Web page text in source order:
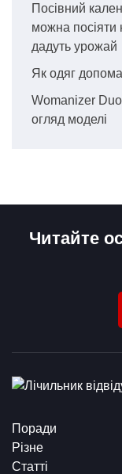
Посівний
можна посіяти
дадуть урожай
Як одяг
Womanizer
огляд моделі
Читайте
Поради
Різне
Статті